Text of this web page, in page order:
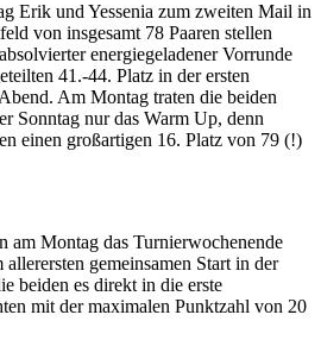
Erik und Yessenia zum zweiten Mail in
von insgesamt 78 Paaren stellen
energiegeladener Vorrunde
41.-44. Platz in der ersten
Am Montag traten die beiden
Sonntag nur das Warm Up, denn
einen großartigen 16. Platz von 79 (!)
am Montag das Turnierwochenende
gemeinsamen Start in der
beiden es direkt in die erste
mit der maximalen Punktzahl von 20